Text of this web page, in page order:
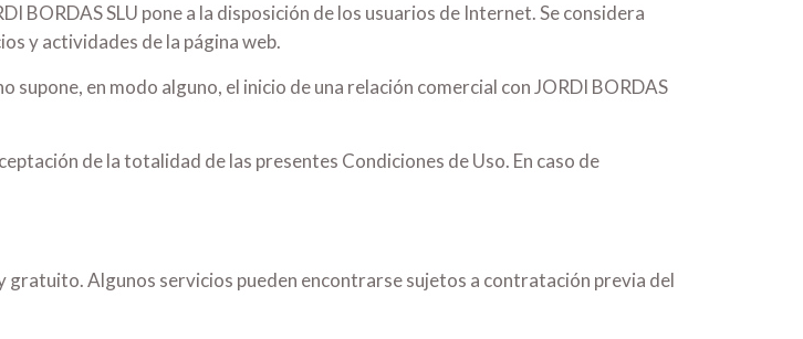
BORDAS SLU pone a la disposición de los usuarios de Internet. Se considera
y actividades de la página web.
supone, en modo alguno, el inicio de una relación comercial con JORDI BORDAS
de la totalidad de las presentes Condiciones de Uso. En caso de
gratuito. Algunos servicios pueden encontrarse sujetos a contratación previa del